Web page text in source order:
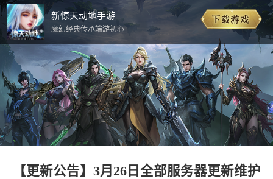
新惊天动地手游
魔幻经典传承端游初心
【更新公告】3月26日全部服务器更新维护